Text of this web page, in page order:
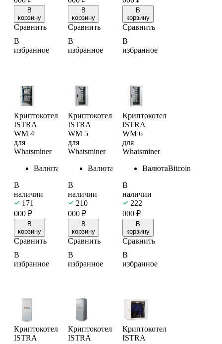
В
корзину
Сравнить
В
избранное
В
корзину
Сравнить
В
избранное
В
корзину
Сравнить
В
избранное
Криптокотел
ISTRA
WM 4
для
Whatsminer
Валюта
Bitcoin
В
наличии
171
000 ₽
В
корзину
Сравнить
В
избранное
Криптокотел
ISTRA
WM 5
для
Whatsminer
Валюта
Bitcoin
В
наличии
210
000₽
В
корзину
Сравнить
В
избранное
Криптокотел
ISTRA
WM 6
для
Whatsminer
ВалютаBitcoin
В
наличии
222
000 ₽
В
корзину
Сравнить
В
избранное
Криптокотел
ISTRA
Криптокотел
ISTRA
Криптокотел
ISTRA